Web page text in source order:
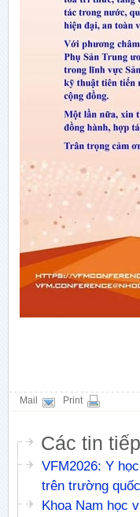
Mail Print
Các tin tiếp
VFM2026: Y
trên trường
Khoa Nam học